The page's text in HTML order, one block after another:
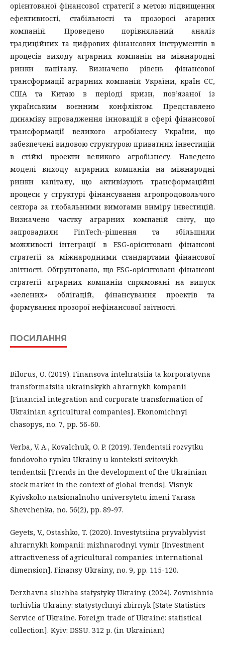
орієнтованої фінансової стратегії з метою підвищення
ефективності, стабільності та прозоросі агарних
компаній. Проведено порівняльний аналіз
традиційних та цифрових фінансових інструментів в
процесів виходу аграрних компаній на міжнародні
ринки капіталу. Визначено рівень фінансової
трансформації аграрних компаній України, країн ЄС,
США та Китаю в періоді кризи, пов’язаної із
українським воєнним конфліктом. Представлено
динаміку впровадження інновацій в сфері фінансової
трансформації великого агробізнесу України, що
забезпечені видовою структурою приватних інвестицій
в стійкі проекти великого агробізнесу. Наведено
моделі виходу аграрних компаній на міжнародні
ринки капіталу, що активізують трансформаційні
процеси у структурі фінансування агропродовольчого
сектора за глобальними вимогами виміру інвестицій.
Визначено частку аграрних компаній світу, що
запровадили FinTech-рішення та збільшили
можливості інтеграції в ESG-орієнтовані фінансові
стратегії за міжнародними стандартами фінансової
звітності. Обґрунтовано, що ESG-орієнтовані фінансові
стратегії аграрних компаній спрямовані на випуск
«зелених» облігацій, фінансування проектів та
формування прозорої нефінансової звітності.
ПОСИЛАННЯ
Bilorus, O. (2019). Finansova intehratsiia ta korporatyvna
transformatsiia ukrainskykh ahrarnykh kompanii
[Financial integration and corporate transformation of
Ukrainian agricultural companies]. Ekonomichnyi
chasopys, no. 7, pp. 56-60.
Verba, V. A., Kovalchuk, O. P. (2019). Tendentsii rozvytku
fondovoho rynku Ukrainy u konteksti svitovykh
tendentsii [Trends in the development of the Ukrainian
stock market in the context of global trends]. Visnyk
Kyivskoho natsionalnoho universytetu imeni Tarasa
Shevchenka, no. 56(2), pp. 89-97.
Geyets, V., Ostashko, T. (2020). Investytsiina pryvablyvist
ahrarnykh kompanii: mizhnarodnyi vymir [Investment
attractiveness of agricultural companies: international
dimension]. Finansy Ukrainy, no. 9, pp. 115-120.
Derzhavna sluzhba statystyky Ukrainy. (2024). Zovnishnia
torhivlia Ukrainy: statystychnyi zbirnyk [State Statistics
Service of Ukraine. Foreign trade of Ukraine: statistical
collection]. Kyiv: DSSU. 312 p. (in Ukrainian)